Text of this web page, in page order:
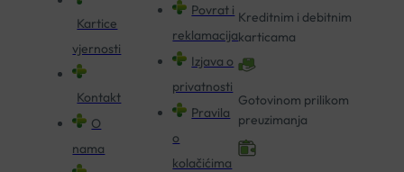
Kartice
vjernosti
Kontakt
O
nama
Povrat i
reklamacija
Izjava o
privatnosti
Pravila
o
kolačićima
Kreditnim i debitnim
karticama
Gotovinom prilikom
preuzimanja